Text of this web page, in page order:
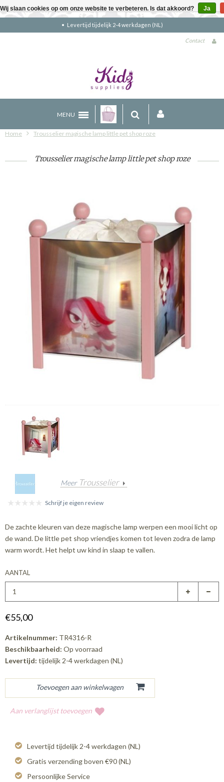
Gratis verzending boven €90 (NL)
Contact
MENU
Home Trousselier magische lamp little pet shop roze
Trousselier magische lamp little pet shop roze
Meer Trousselier
Schrijf je eigen review
De zachte kleuren van deze magische lamp werpen een mooi licht op
de wand. De little pet shop vriendjes komen tot leven zodra de lamp
warm wordt. Het helpt uw kind in slaap te vallen.
AANTAL
€55,00
Artikelnummer: TR4316-R
Beschikbaarheid: Op voorraad
Levertijd: tijdelijk 2-4 werkdagen (NL)
Aan verlanglijst toevoegen
Levertijd tijdelijk 2-4 werkdagen (NL)
Gratis verzending boven €90 (NL)
Persoonlijke Service
Wij slaan cookies op om onze website te verbeteren. Is dat akkoord? Ja